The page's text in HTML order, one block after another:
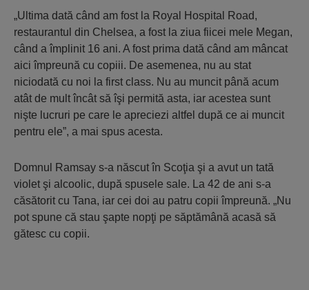
„Ultima dată când am fost la Royal Hospital Road,
restaurantul din Chelsea, a fost la ziua fiicei mele Megan,
când a împlinit 16 ani. A fost prima dată când am mâncat
aici împreună cu copiii. De asemenea, nu au stat
niciodată cu noi la first class. Nu au muncit până acum
atât de mult încât să îşi permită asta, iar acestea sunt
nişte lucruri pe care le apreciezi altfel după ce ai muncit
pentru ele”, a mai spus acesta.
Domnul Ramsay s-a născut în Scoţia şi a avut un tată
violet şi alcoolic, după spusele sale. La 42 de ani s-a
căsătorit cu Tana, iar cei doi au patru copii împreună. „Nu
pot spune că stau şapte nopţi pe săptămână acasă să
gătesc cu copii.